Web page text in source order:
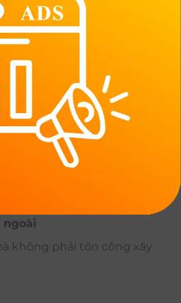
ngoài
không phải tốn công xây